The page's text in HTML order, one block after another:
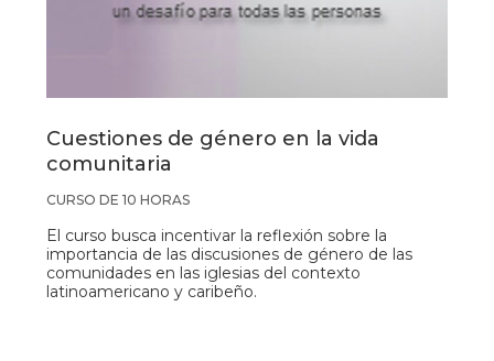
Cuestiones de género en la vida
comunitaria
CURSO DE 10 HORAS
El curso busca incentivar la reflexión sobre la
importancia de las discusiones de género de las
comunidades en las iglesias del contexto
latinoamericano y caribeño.